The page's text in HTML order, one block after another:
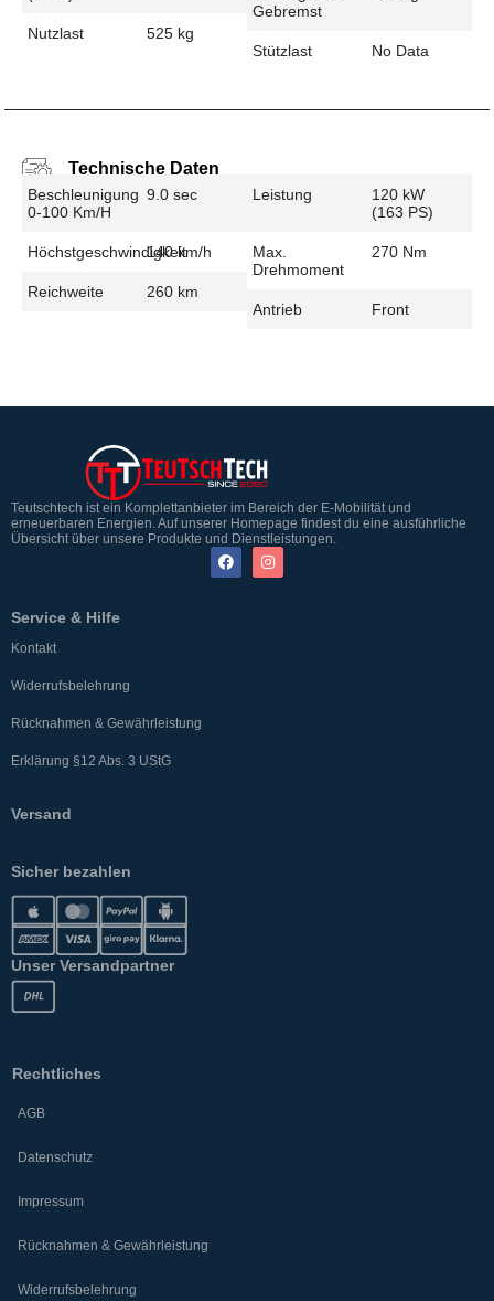
Nutzlast 525 kg
Gebremst
Stützlast No Data
Technische Daten
Beschleunigung
0-100 Km/h
9.0 sec
Höchstgeschwindigkeit
140 km/h
Reichweite 260 km
Leistung
120 kW
(163 PS)
Max.
Drehmoment
270 Nm
Antrieb Front
Teutschtech ist ein Komplettanbieter im Bereich der E-Mobilität und
erneuerbaren Energien. Auf unserer Homepage findest du eine ausführliche
Übersicht über unsere Produkte und Dienstleistungen.
Service & Hilfe
Kontakt
Widerrufsbelehrung
Rücknahmen & Gewährleistung
Erklärung §12 Abs. 3 UStG
Versand
Sicher bezahlen
Unser Versandpartner
Rechtliches
AGB
Datenschutz
Impressum
Rücknahmen & Gewährleistung
Widerrufsbelehrung